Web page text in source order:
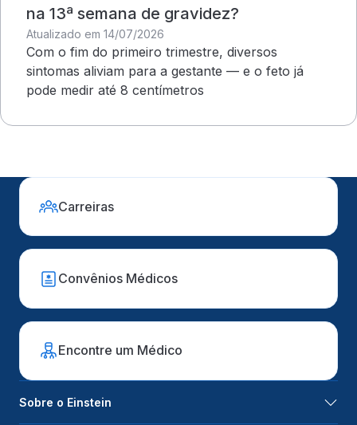
na 13ª semana de gravidez?
Atualizado em 14/07/2026
Com o fim do primeiro trimestre, diversos
sintomas aliviam para a gestante — e o feto já
pode medir até 8 centímetros
Carreiras
Convênios Médicos
Encontre um Médico
Sobre o Einstein